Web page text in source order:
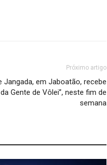
Próximo artigo
Jangada, em Jaboatão, recebe
Gente de Vôlei”, neste fim de
semana